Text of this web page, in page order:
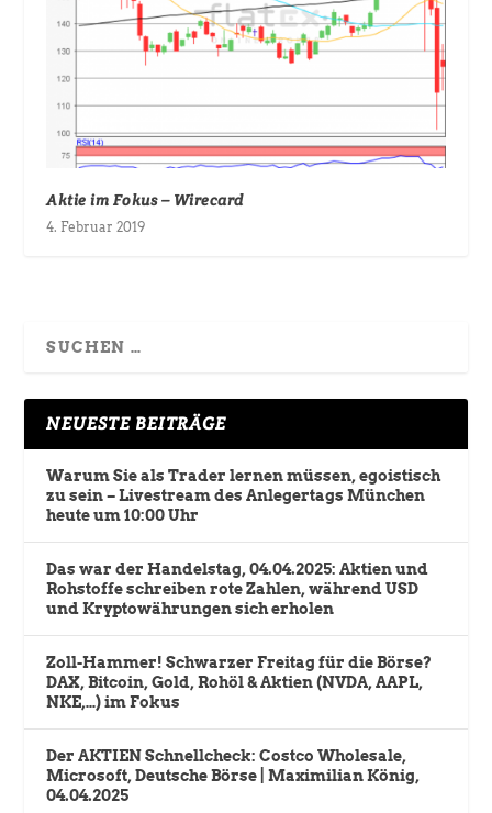
Aktie im Fokus – Wirecard
4. Februar 2019
NEUESTE BEITRÄGE
Warum Sie als Trader lernen müssen, egoistisch
zu sein – Livestream des Anlegertags München
heute um 10:00 Uhr
Das war der Handelstag, 04.04.2025: Aktien und
Rohstoffe schreiben rote Zahlen, während USD
und Kryptowährungen sich erholen
Zoll-Hammer! Schwarzer Freitag für die Börse?
DAX, Bitcoin, Gold, Rohöl & Aktien (NVDA, AAPL,
NKE,…) im Fokus
Der AKTIEN Schnellcheck: Costco Wholesale,
Microsoft, Deutsche Börse | Maximilian König,
04.04.2025